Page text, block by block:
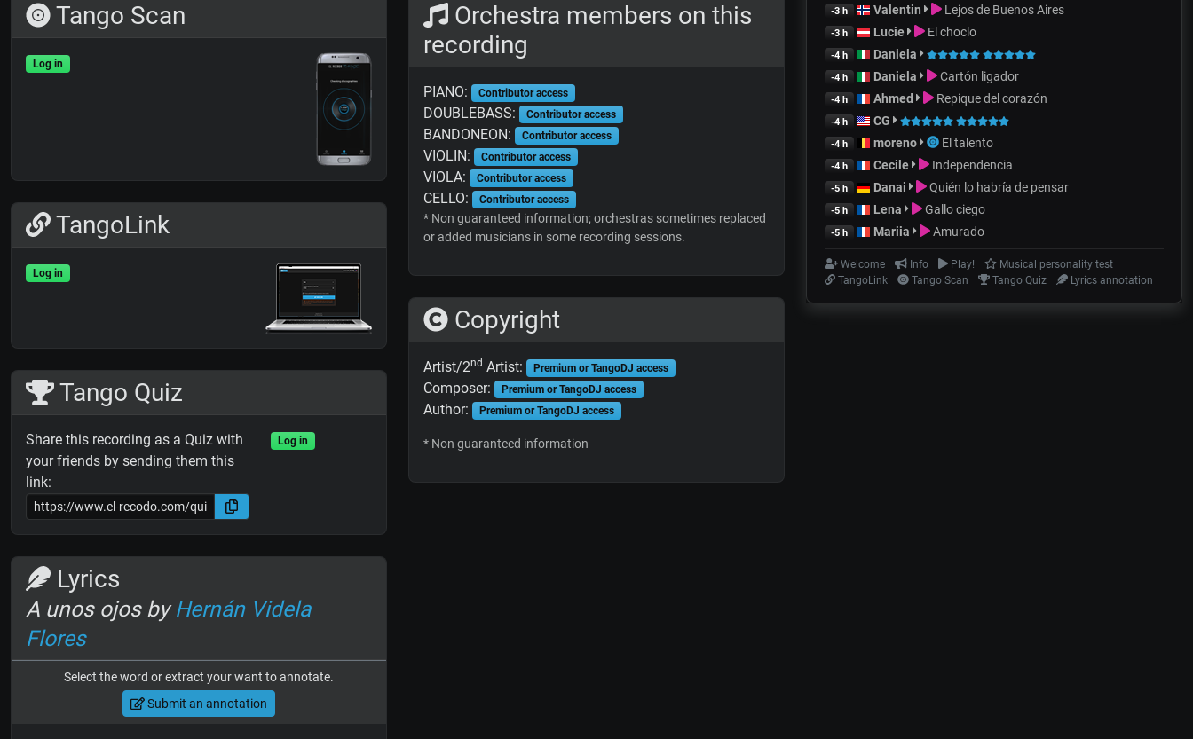
Tango Scan
Log in
TangoLink
Log in
Tango Quiz
Share this recording as a Quiz with
your friends by sending them this
link:
Log in
Lyrics
A unos ojos byHernán Videla
Flores
Select the word or extract your want to annotate.
Submit an annotation
Orchestra members on this
recording
PIANO: Contributor access
DOUBLEBASS: Contributor access
BANDONEON: Contributor access
VIOLIN: Contributor access
VIOLA: Contributor access
CELLO: Contributor access
* Non guaranteed information; orchestras sometimes replaced
or added musicians in some recording sessions.
Copyright
Artist/2nd Artist: Premium or TangoDJ access
Composer: Premium or TangoDJ access
Author: Premium or TangoDJ access
* Non guaranteed information
-3 h Valentin Lejos de Buenos Aires
-3 h Lucie El choclo
-4 h Daniela
-4 h Daniela Cartón ligador
-4 h Ahmed Repique del corazón
-4 h CG
-4 h moreno El talento
-4 h Cecile Independencia
-5 h Danai Quién lo habría de pensar
-5 h Lena Gallo ciego
-5 h Mariia Amurado
Welcome Info Play!
Musical personality test
TangoLink
Tango Scan Tango Quiz Lyrics annotation